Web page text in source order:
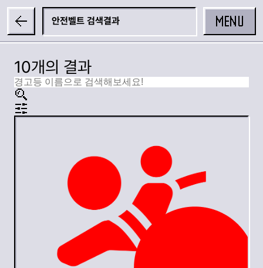
MENU
안전벨트
10개의 결과